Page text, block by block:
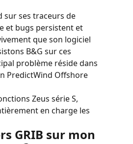
sur ses traceurs de
et bugs persistent et
que son logiciel
B&G sur ces
problème réside dans
PredictWind Offshore
Zeus série S,
en charge les
GRIB sur mon